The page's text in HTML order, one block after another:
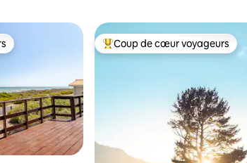
Coups de cœur voyageurs les
Coup de cœur voyageurs